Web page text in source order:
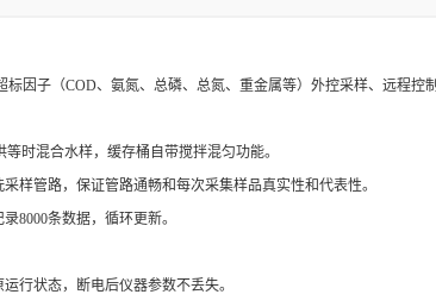
子（COD、氨氮、总磷、总氮、重金属等）外控采样、远程控
时混合水样，缓存桶自带搅拌混匀功能。
管路，保证管路通畅和每次采集样品真实性和代表性。
条数据，循环更新。
状态，断电后仪器参数不丢失。